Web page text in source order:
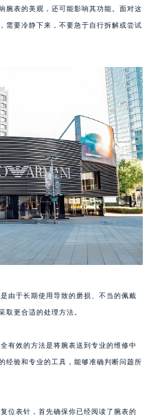
腕表的美观，还可能影响其功能。面对这
需要冷静下来，不要急于自行拆解或尝试
由于长期使用导致的磨损、不当的佩戴
取更合适的处理方法。
有效的方法是将腕表送到专业的维修中
经验和专业的工具，能够准确判断问题所
位表针，首先确保你已经阅读了腕表的